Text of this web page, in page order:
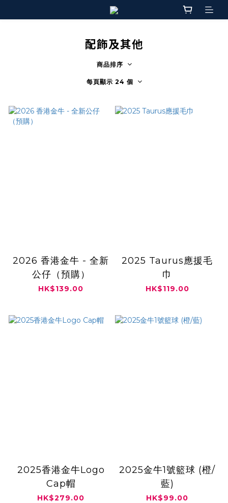
配飾及其他
商品排序
每頁顯示 24 個
2026 香港金牛 - 全新
公仔（預購）
HK$139.00
2025 Taurus應援毛
巾
HK$119.00
2025香港金牛Logo
Cap帽
HK$279.00
2025金牛1號籃球 (橙/
藍)
HK$99.00